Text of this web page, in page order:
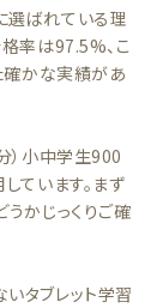
選ばれている理
率は97.5%、こ
かな実績があ
）小中学生900
ています。まず
かじっくりご確
タブレット学習